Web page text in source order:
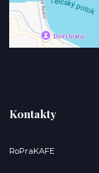
Kontakty
RoPraKAFE